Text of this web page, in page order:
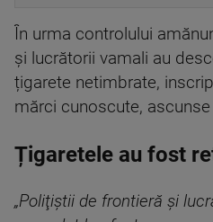
În urma controlului
și lucrătorii vamali au
țigarete netimbrate,
mărci cunoscute,
Țigaretele au fost
„Poliţiştii de frontieră şi